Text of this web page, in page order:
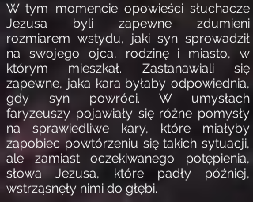
W tym momencie opowieści słuchacze
Jezusa byli zapewne zdumieni
rozmiarem wstydu, jaki syn sprowadził
na swojego ojca, rodzinę i miasto, w
którym mieszkał. Zastanawiali się
zapewne, jaka kara byłaby odpowiednia,
gdy syn powróci. W umysłach
faryzeuszy pojawiały się różne pomysły
na sprawiedliwe kary, które miałyby
zapobiec powtórzeniu się takich sytuacji,
ale zamiast oczekiwanego potępienia,
słowa Jezusa, które padły później,
wstrząsnęły nimi do głębi.